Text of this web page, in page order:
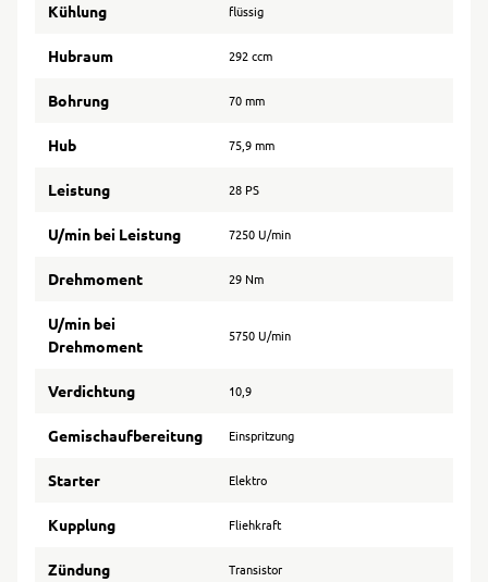
Kühlung flüssig
Hubraum 292 ccm
Bohrung 70 mm
Hub 75,9 mm
Leistung 28 PS
U/min bei Leistung 7250 U/min
Drehmoment 29 Nm
U/min bei
Drehmoment
5750 U/min
Verdichtung 10,9
Gemischaufbereitung Einspritzung
Starter Elektro
Kupplung Fliehkraft
Zündung Transistor